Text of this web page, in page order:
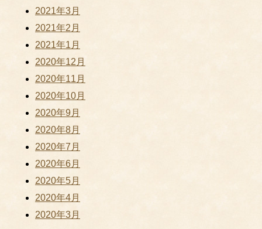
2021年3月
2021年2月
2021年1月
2020年12月
2020年11月
2020年10月
2020年9月
2020年8月
2020年7月
2020年6月
2020年5月
2020年4月
2020年3月